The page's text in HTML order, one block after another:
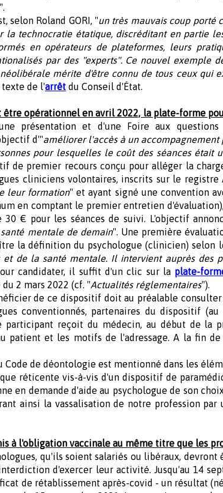
".
selon Roland GORI, "un très mauvais coup porté
la technocratie étatique, discréditant en partie
en opérateurs de plateformes, leurs
par des "experts". Ce nouvel exemple
mérite d'être connu de tous ceux qui
texte de l'arrêt du Conseil d'État.
être opérationnel en avril 2022, la plate-forme
présentation et d'une Foire aux
d'"améliorer l'accès à un
pour lesquelles le coût des séances était
de premier recours conçu pour alléger la
cliniciens volontaires, inscrits sur le registre
leur formation" et ayant signé une convention
en comptant le premier entretien
€ pour les séances de suivi. L'objectif
mentale de demain". Une première
la définition du psychologue (clinicien) selon
et de la santé mentale. Il intervient auprès des
candidater, il suffit d'un clic sur la plate-
2 mars 2022 (cf. "Actualités réglementaires").
de ce dispositif doit au préalable
conventionnés, partenaires du dispositif
participant reçoit du médecin, au début de la
patient et les motifs de l'adressage. A la fin
de déontologie est mentionné dans les
réticente vis-à-vis d'un dispositif de
en demande d'aide au psychologue de son
ainsi la vassalisation de notre profession
à l'obligation vaccinale au même titre que les
qu'ils soient salariés ou libéraux,
d'exercer leur activité. Jusqu'au 14
de rétablissement après-covid - un résultat